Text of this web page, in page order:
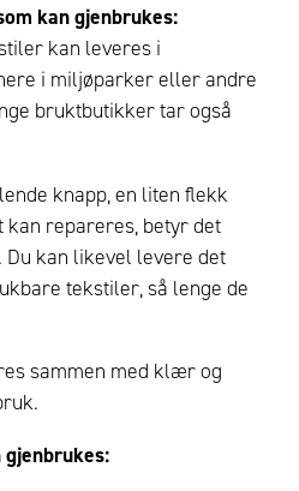
kan gjenbrukes:
kan leveres i
i miljøparker eller andre
bruktbutikker tar også
knapp, en liten flekk
repareres, betyr det
kan likevel levere det
tekstiler, så lenge de
sammen med klær og